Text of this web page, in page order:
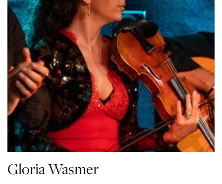
Gloria Wasmer